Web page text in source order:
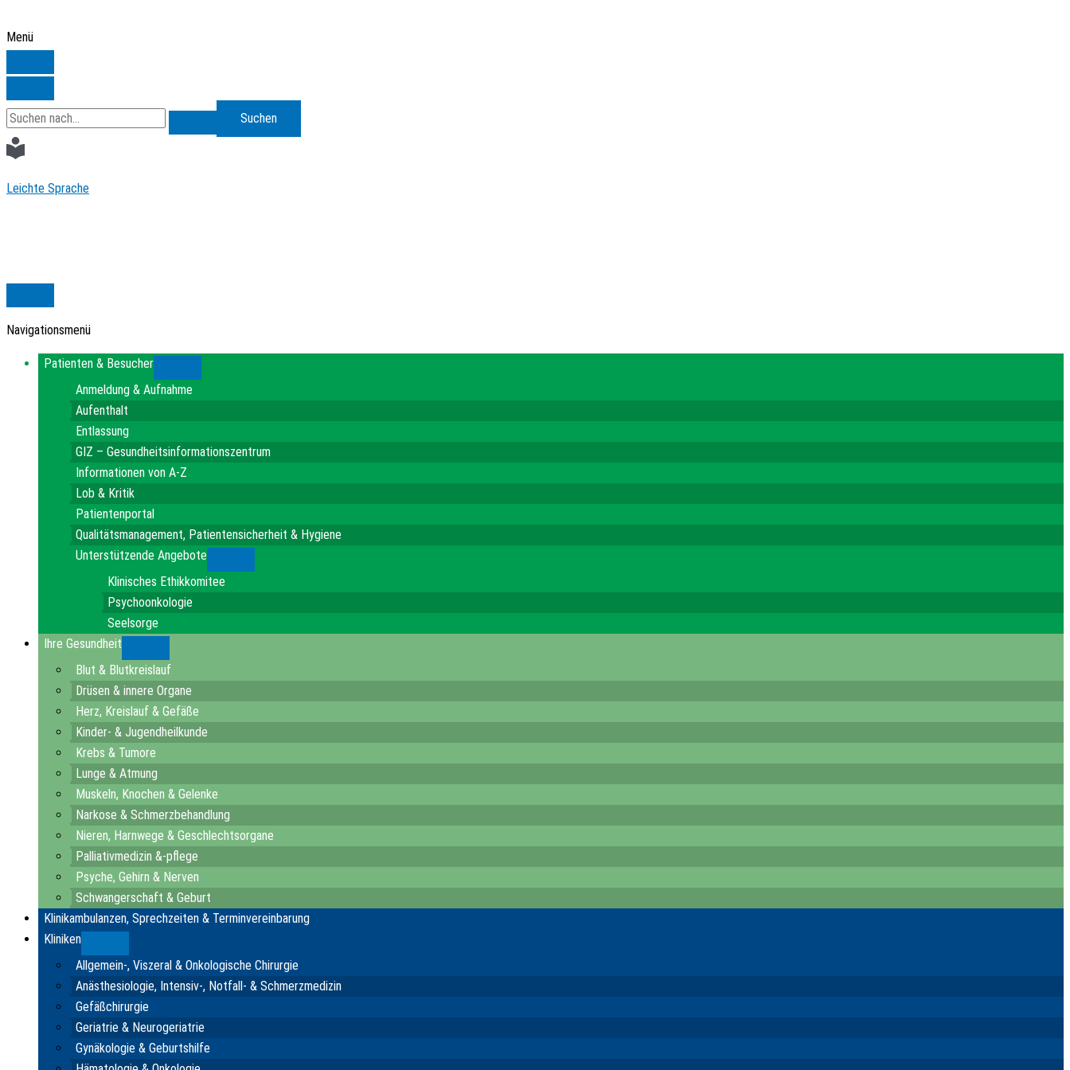
Inhalt
Menü
Search
for:
Leichte Sprache
Navigationsmenü
Patienten & Besucher
Anmeldung & Aufnahme
Aufenthalt
Entlassung
GIZ – Gesundheitsinformationszentrum
Informationen von A-Z
Lob & Kritik
Patientenportal
Qualitätsmanagement, Patientensicherheit & Hygiene
Unterstützende Angebote
Klinisches Ethikkomitee
Psychoonkologie
Seelsorge
Ihre Gesundheit
Blut & Blutkreislauf
Drüsen & innere Organe
Herz, Kreislauf & Gefäße
Kinder- & Jugendheilkunde
Krebs & Tumore
Lunge & Atmung
Muskeln, Knochen & Gelenke
Narkose & Schmerzbehandlung
Nieren, Harnwege & Geschlechtsorgane
Palliativmedizin &-pflege
Psyche, Gehirn & Nerven
Schwangerschaft & Geburt
Klinikambulanzen, Sprechzeiten & Terminvereinbarung
Kliniken
Allgemein-, Viszeral & Onkologische Chirurgie
Anästhesiologie, Intensiv-, Notfall- & Schmerzmedizin
Gefäßchirurgie
Geriatrie & Neurogeriatrie
Gynäkologie & Geburtshilfe